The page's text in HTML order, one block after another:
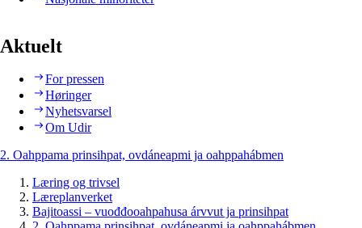
Aktuelt
For pressen
Høringer
Nyhetsvarsel
Om Udir
2. Oahppama prinsihpat, ovdáneapmi ja oahppahábmen
Læring og trivsel
Læreplanverket
Bajitoassi – vuođđooahpahusa árvvut ja prinsihpat